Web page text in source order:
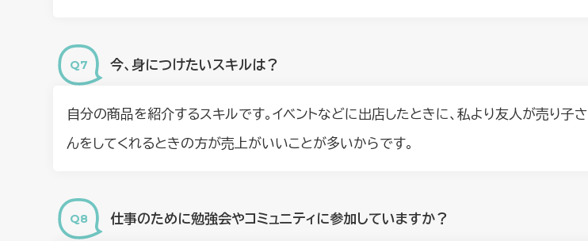
今、身につけたいスキルは？
自分の商品を紹介するスキルです。イベントなどに出店したときに、私より友人が売り子さ
んをしてくれるときの方が売上がいいことが多いからです。
仕事のために勉強会やコミュニティに参加していますか？